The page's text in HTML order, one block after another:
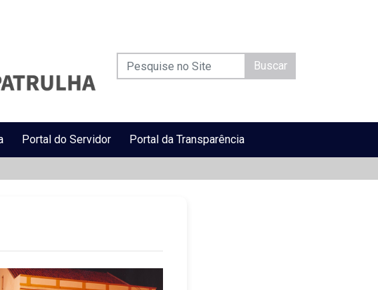
Buscar
Portal do Servidor Portal da Transparência